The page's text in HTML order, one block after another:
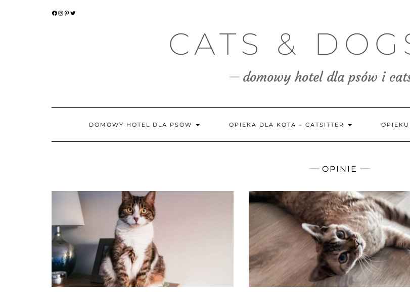
FACEBOOK
INSTAGRAM
PINTEREST
TWITTER
CATS &
domowy hotel dla psów i
DOMOWY HOTEL DLA PSÓW OPIEKA DLA KOTA – CATSITTER
OPINIE